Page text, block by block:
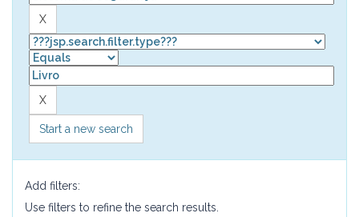
Start a new search
Add filters:
Use filters to refine the search results.